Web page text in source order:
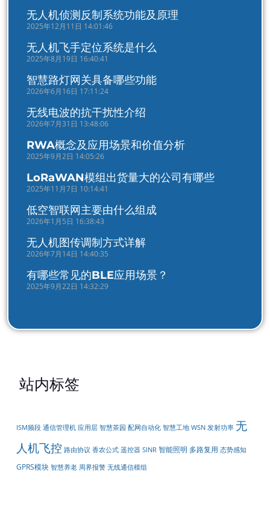
无人机侦测反制系统功能及原理
2025年12月11日 14:01:46
无人机飞手定位系统是什么
2025年8月19日 16:40:41
智慧路灯网关具备哪些功能
2026年6月16日 17:11:24
无线电波的抗干扰性介绍
2026年7月31日 13:48:06
RWA概念及应用场景和价值分析
2025年9月2日 14:05:26
LoRaWAN模组出货量大的公司有哪些
2025年11月7日 10:14:41
低空智联网主要由什么组成
2026年1月5日 16:38:43
无人机图传调制方式详解
2026年7月14日 14:40:35
有哪些常见的BLE应用场景？
2025年9月22日 14:32:29
站内标签
ISM频段 通信管理机 应用层 智慧茶园 配网自动化 智慧工地 WSN 发射功率 无
人机飞控 路由协议 香农公式 遥控器 SINR 智能照明 多路复用 态势感知
GPRS模块 智慧养老 周界报警 无线通信模组